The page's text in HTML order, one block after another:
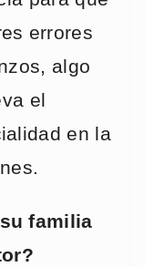
errores
algo
el
en la
familia